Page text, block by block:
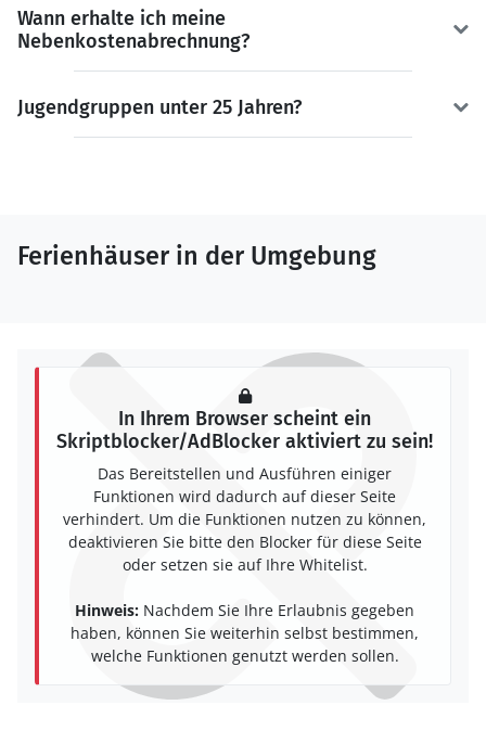
Wann erhalte ich meine
Nebenkostenabrechnung?
Jugendgruppen unter 25 Jahren?
Ferienhäuser in der Umgebung
In Ihrem Browser scheint ein
Skriptblocker/AdBlocker aktiviert zu sein!
Das Bereitstellen und Ausführen einiger
Funktionen wird dadurch auf dieser Seite
verhindert. Um die Funktionen nutzen zu können,
deaktivieren Sie bitte den Blocker für diese Seite
oder setzen sie auf Ihre Whitelist.
Hinweis: Nachdem Sie Ihre Erlaubnis gegeben
haben, können Sie weiterhin selbst bestimmen,
welche Funktionen genutzt werden sollen.